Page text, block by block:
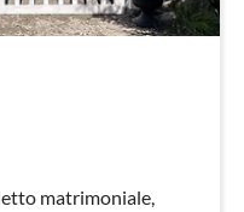
matrimoniale,